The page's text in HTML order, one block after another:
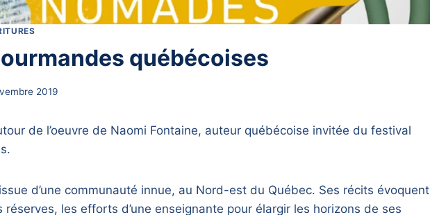
québécoises
2019
de l’oeuvre de Naomi Fontaine, auteur québécoise invitée du festival
d’une communauté innue, au Nord-est du Québec. Ses récits évoquent
les efforts d’une enseignante pour élargir les horizons de ses